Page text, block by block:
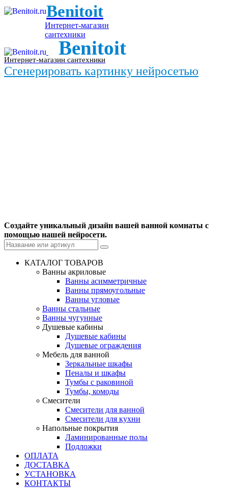
Benitoit
Интернет-магазин
сантехники
Benitoit
Интернет-магазин сантехники
Сгенерировать картинку нейросетью
Создайте уникальный дизайн вашей ванной комнаты с
помощью нашей нейросети.
КАТАЛОГ ТОВАРОВ
Ванны акриловые
Ванны асимметричные
Ванны прямоугольные
Ванны угловые
Ванны стальные
Ванны чугунные
Душевые кабины
Душевые кабины
Душевые ограждения
Мебель для ванной
Зеркальные шкафы
Пеналы и шкафы
Тумбы с раковиной
Тумбы, комоды
Смесители
Смесители для ванной
Смесители для кухни
Напольные покрытия
Ламинированные полы
Подложки
ОПЛАТА
ДОСТАВКА
УСТАНОВКА
КОНТАКТЫ